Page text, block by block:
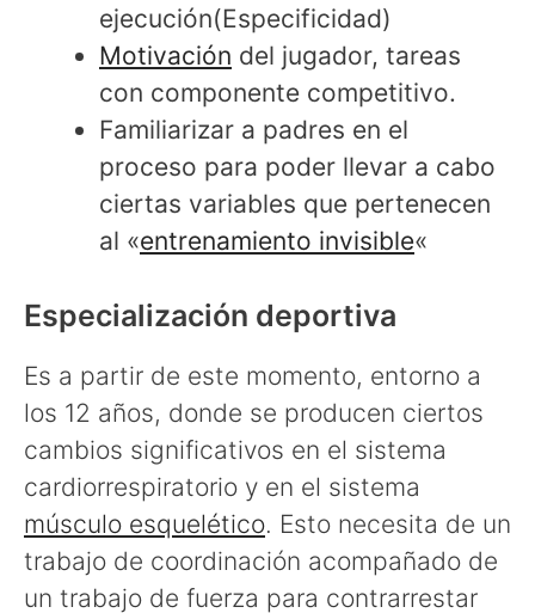
ejecución(Especificidad)
Motivación del jugador, tareas
con componente competitivo.
Familiarizar a padres en el
proceso para poder llevar a cabo
ciertas variables que pertenecen
al «entrenamiento invisible«
Especialización deportiva
Es a partir de este momento, entorno a
los 12 años, donde se producen ciertos
cambios significativos en el sistema
cardiorrespiratorio y en el sistema
músculo esquelético. Esto necesita de un
trabajo de coordinación acompañado de
un trabajo de fuerza para contrarrestar